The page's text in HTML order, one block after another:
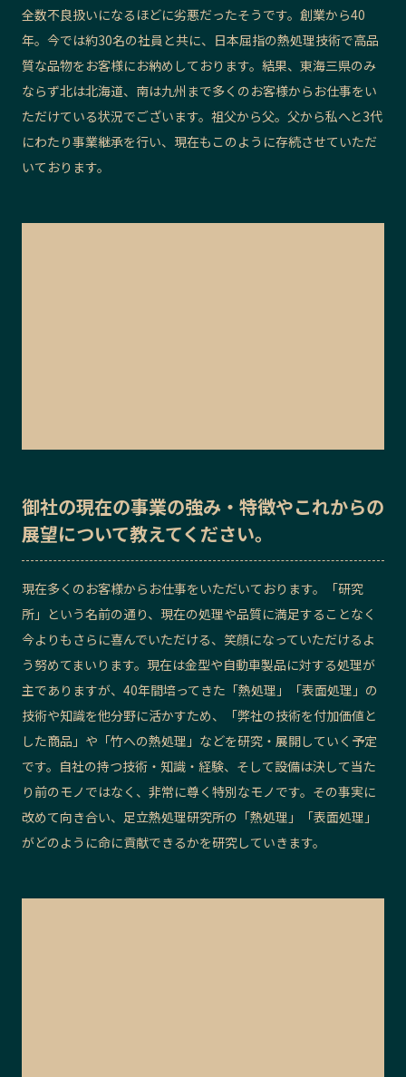
全数不良扱いになるほどに劣悪だったそうです。創業から40
年。今では約30名の社員と共に、日本屈指の熱処理技術で高品
質な品物をお客様にお納めしております。結果、東海三県のみ
ならず北は北海道、南は九州まで多くのお客様からお仕事をい
ただけている状況でございます。祖父から父。父から私へと3代
にわたり事業継承を行い、現在もこのように存続させていただ
いております。
御社の現在の事業の強み・特徴やこれからの
展望について教えてください。
現在多くのお客様からお仕事をいただいております。「研究
所」という名前の通り、現在の処理や品質に満足することなく
今よりもさらに喜んでいただける、笑顔になっていただけるよ
う努めてまいります。 現在は金型や自動車製品に対する処理が
主でありますが、40年間培ってきた「熱処理」「表面処理」の
技術や知識を他分野に活かすため、「弊社の技術を付加価値と
した商品」や「竹への熱処理」などを研究・展開していく予定
です。 自社の持つ技術・知識・経験、そして設備は決して当た
り前のモノではなく、非常に尊く特別なモノです。その事実に
改めて向き合い、 足立熱処理研究所の「熱処理」「表面処理」
がどのように命に貢献できるかを研究していきます。